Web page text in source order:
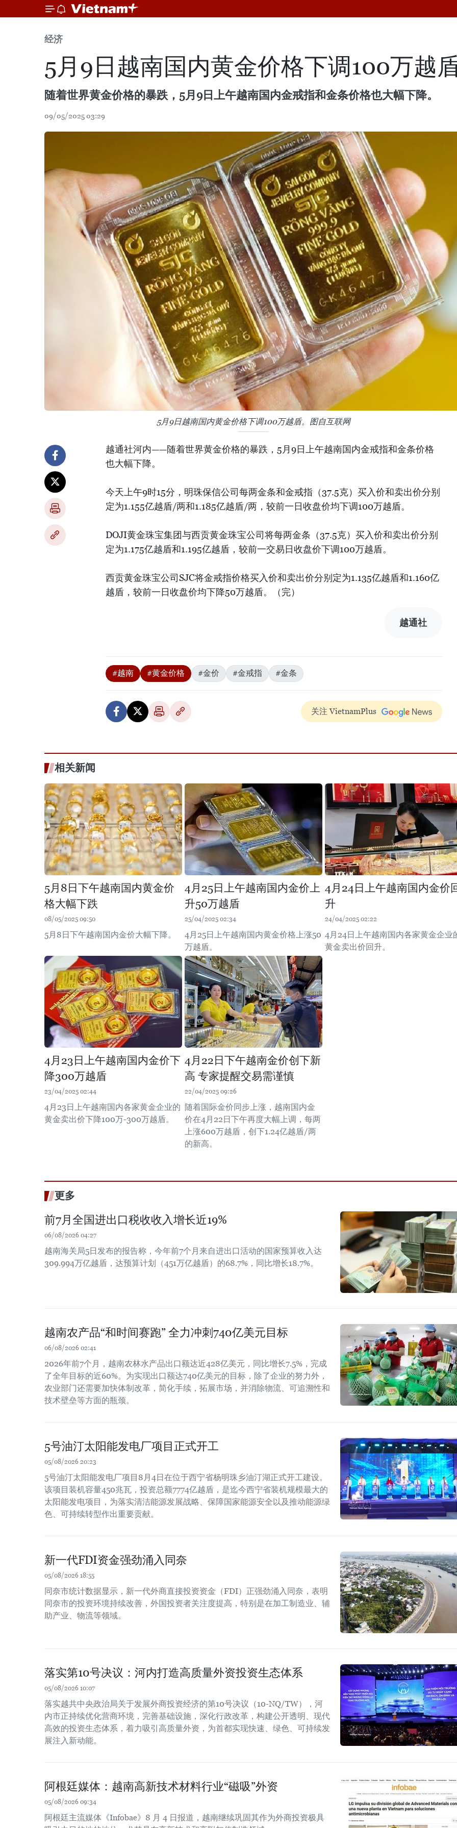
经济
5月9日越南国内黄金价格下调100万越
随着世界黄金价格的暴跌，5月9日上午越南国内金戒指和金条价格也大幅下降。
09/05/2025 03:29
5月9日越南国内黄金价格下调100万越盾。图自互联网
越通社河内——随着世界黄金价格的暴跌，5月9日上午越南国内金戒指和金条价格
也大幅下降。
今天上午9时15分，明珠保信公司每两金条和金戒指（37.5克）买入价和卖出价分别
定为1.155亿越盾/两和1.185亿越盾/两，较前一日收盘价均下调100万越盾。
DOJI黄金珠宝集团与西贡黄金珠宝公司将每两金条（37.5克）买入价和卖出价分别
定为1.175亿越盾和1.195亿越盾，较前一交易日收盘价下调100万越盾。
西贡黄金珠宝公司SJC将金戒指价格买入价和卖出价分别定为1.135亿越盾和1.160亿
越盾，较前一日收盘价均下降50万越盾。（完）
越通社
#越南 #黄金价格 #金价 #金戒指 #金条
关注 VietnamPlus
相关新闻
5月8日下午越南国内黄金价
格大幅下跌
08/05/2025 09:50
5月8日下午越南国内金价大幅下降。
4月25日上午越南国内金价上
升50万越盾
25/04/2025 02:34
4月25日上午越南国内黄金价格上涨50
万越盾。
4月24日上午越南国内金价
升
24/04/2025 02:22
4月24日上午越南国内各家黄金企业
黄金卖出价回升。
4月23日上午越南国内金价下
降300万越盾
23/04/2025 02:44
4月23日上午越南国内各家黄金企业的
黄金卖出价下降100万-300万越盾。
4月22日下午越南金价创下新
高 专家提醒交易需谨慎
22/04/2025 09:26
随着国际金价同步上涨，越南国内金
价在4月22日下午再度大幅上调，每两
上涨600万越盾，创下1.24亿越盾/两
的新高。
更多
前7月全国进出口税收收入增长近19%
06/08/2026 04:27
越南海关局5日发布的报告称，今年前7个月来自进出口活动的国家预算收入达
309.994万亿越盾，达预算计划（451万亿越盾）的68.7%，同比增长18.7%。
越南农产品“和时间赛跑” 全力冲刺740亿美元目标
06/08/2026 02:41
2026年前7个月，越南农林水产品出口额达近428亿美元，同比增长7.5%，完成
了全年目标的近60%。为实现出口额达740亿美元的目标，除了企业的努力外，
农业部门还需要加快体制改革，简化手续，拓展市场，并消除物流、可追溯性和
技术壁垒等方面的瓶颈。
5号油汀太阳能发电厂项目正式开工
05/08/2026 20:23
5号油汀太阳能发电厂项目8月4日在位于西宁省杨明珠乡油汀湖正式开工建设。
该项目装机容量450兆瓦，投资总额7774亿越盾，是迄今西宁省装机规模最大的
太阳能发电项目，为落实清洁能源发展战略、保障国家能源安全以及推动能源绿
色、可持续转型作出重要贡献。
新一代FDI资金强劲涌入同奈
05/08/2026 18:55
同奈市统计数据显示，新一代外商直接投资资金（FDI）正强劲涌入同奈，表明
同奈市的投资环境持续改善，外国投资者关注度提高，特别是在加工制造业、辅
助产业、物流等领域。
落实第10号决议：河内打造高质量外资投资生态体系
05/08/2026 10:07
落实越共中央政治局关于发展外商投资经济的第10号决议（10-NQ/TW），河
内市正持续优化营商环境，完善基础设施，深化行政改革，构建公开透明、现代
高效的投资生态体系，着力吸引高质量外资，为首都实现快速、绿色、可持续发
展注入新动能。
阿根廷媒体：越南高新技术材料行业“磁吸”外资
05/08/2026 09:34
阿根廷主流媒体《Infobae》8 月 4 日报道，越南继续巩固其作为外商投资极具